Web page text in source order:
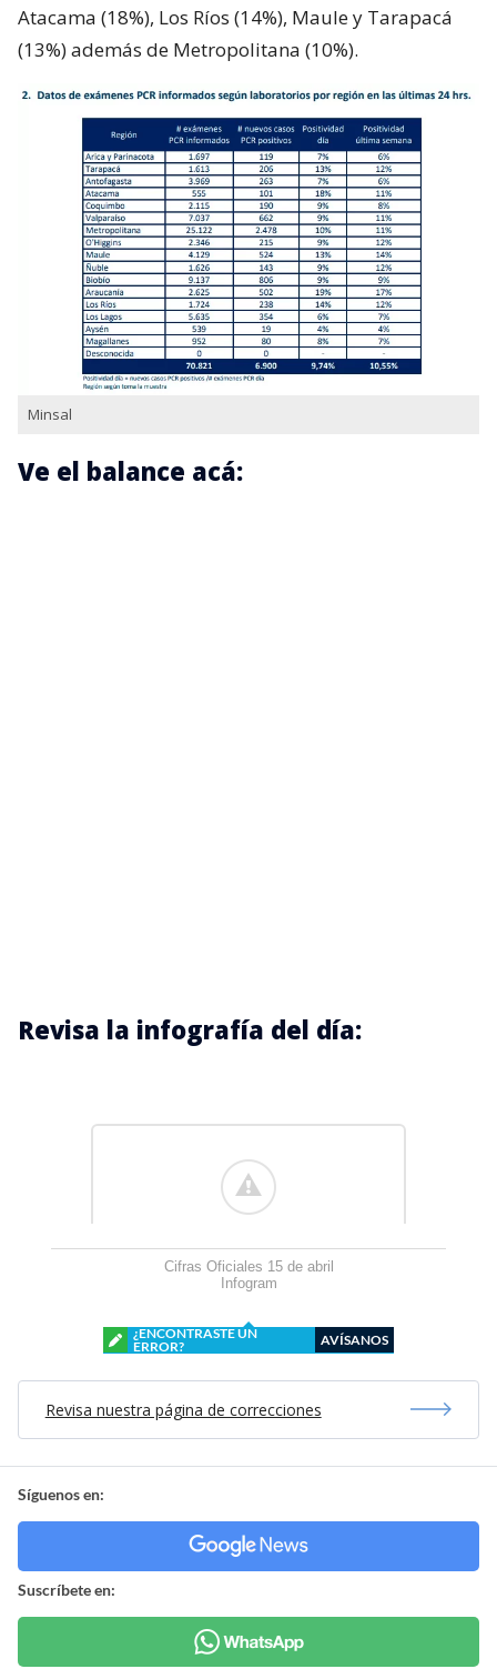
Atacama (18%), Los Ríos (14%), Maule y Tarapacá
(13%) además de Metropolitana (10%).
Minsal
Ve el balance acá:
Revisa la infografía del día:
Cifras Oficiales 15 de abril
Infogram
¿ENCONTRASTE UN
ERROR?
AVÍSANOS
Revisa nuestra página de correcciones
Síguenos en:
Suscríbete en: